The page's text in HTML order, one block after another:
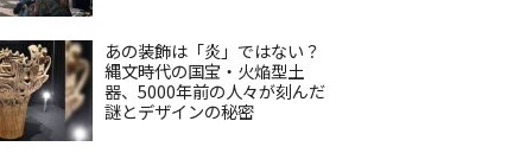
あの装飾は「炎」ではない？
縄文時代の国宝・火焔型土
器、5000年前の人々が刻んだ
謎とデザインの秘密